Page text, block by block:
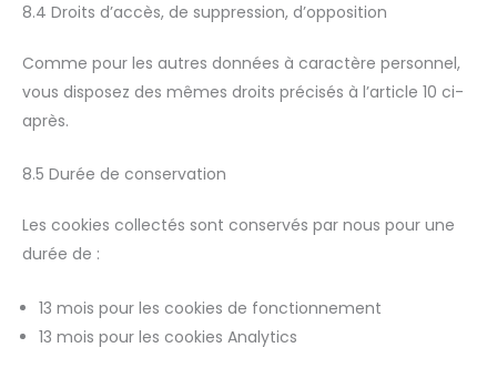
8.4 Droits d’accès, de suppression, d’opposition
Comme pour les autres données à caractère personnel,
vous disposez des mêmes droits précisés à l’article 10 ci-
après.
8.5 Durée de conservation
Les cookies collectés sont conservés par nous pour une
durée de :
13 mois pour les cookies de fonctionnement
13 mois pour les cookies Analytics